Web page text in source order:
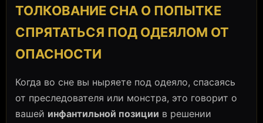
ТОЛКОВАНИЕ СНА О ПОПЫТКЕ
СПРЯТАТЬСЯ ПОД ОДЕЯЛОМ ОТ
ОПАСНОСТИ
Когда во сне вы ныряете под одеяло, спасаясь
от преследователя или монстра, это говорит о
вашей инфантильной позиции в решении